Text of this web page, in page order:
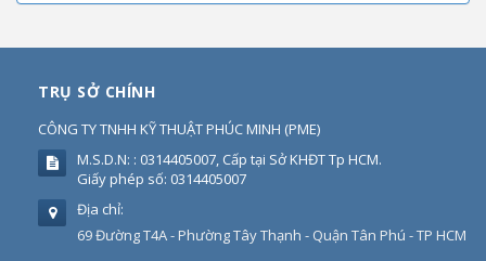
TRỤ SỞ CHÍNH
CÔNG TY TNHH KỸ THUẬT PHÚC MINH (PME)
M.S.D.N: : 0314405007, Cấp tại Sở KHĐT Tp HCM.
Giấy phép số: 0314405007
Địa chỉ:
69 Đường T4A - Phường Tây Thạnh - Quận Tân Phú - TP HCM